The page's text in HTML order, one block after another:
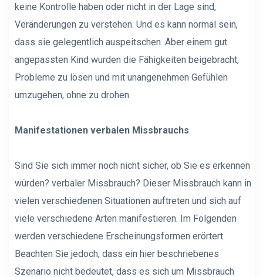
keine Kontrolle haben oder nicht in der Lage sind,
Veränderungen zu verstehen. Und es kann normal sein,
dass sie gelegentlich auspeitschen. Aber einem gut
angepassten Kind wurden die Fähigkeiten beigebracht,
Probleme zu lösen und mit unangenehmen Gefühlen
umzugehen, ohne zu drohen
Manifestationen verbalen Missbrauchs
Sind Sie sich immer noch nicht sicher, ob Sie es erkennen
würden? verbaler Missbrauch? Dieser Missbrauch kann in
vielen verschiedenen Situationen auftreten und sich auf
viele verschiedene Arten manifestieren. Im Folgenden
werden verschiedene Erscheinungsformen erörtert.
Beachten Sie jedoch, dass ein hier beschriebenes
Szenario nicht bedeutet, dass es sich um Missbrauch